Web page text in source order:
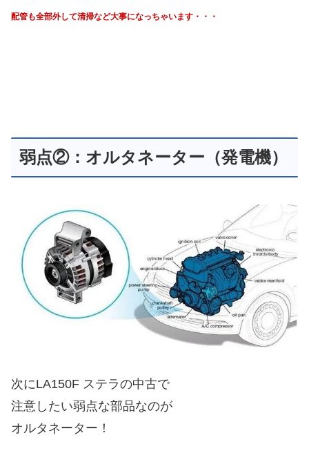
配管も全部外して清掃など大事になっちゃいます・・・
弱点②：オルタネーター（発電機）
次にLA150F ステラの中古で
注意したい弱点な部品なのが
オルタネーター！